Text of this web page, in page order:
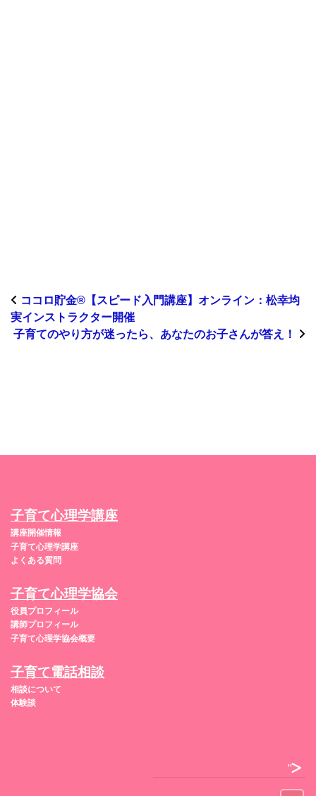
ココロ貯金®︎【スピード入門講座】オンライン：松幸均
実インストラクター開催
子育てのやり方が迷ったら、あなたのお子さんが答え！
子育て心理学講座
講座開催情報
子育て心理学講座
よくある質問
子育て心理学協会
役員プロフィール
講師プロフィール
子育て心理学協会概要
子育て電話相談
相談について
体験談
">